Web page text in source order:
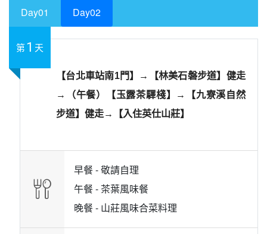
Day01 Day02
第1 天
【台北車站南1門】→【林美石磐步道】健走
→（午餐）【玉露茶驛棧】→【九寮溪自然
步道】健走→【入住英仕山莊】
早餐 -敬請自理
午餐 -茶葉風味餐
晚餐 - 山莊風味合菜料理